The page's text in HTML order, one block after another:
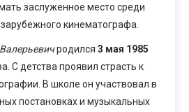
заслуженное место среди
кинематографа.
родился 3 мая 1985
С детства проявил страсть к
В школе он участвовал в
постановках и музыкальных